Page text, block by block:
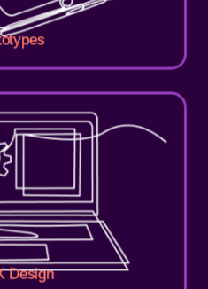
Design